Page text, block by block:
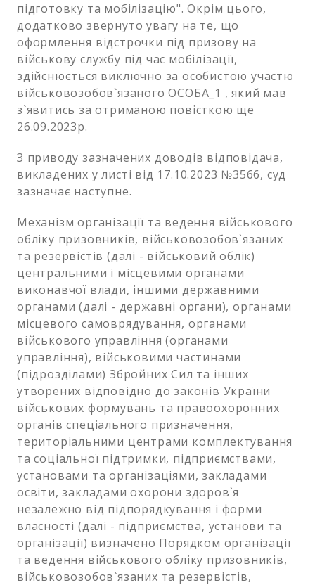
підготовку та мобілізацію". Окрім цього,
додатково звернуто увагу на те, що
оформлення відстрочки під призову на
військову службу під час мобілізації,
здійснюється виключно за особистою участю
військовозобов`язаного ОСОБА_1 , який мав
з`явитись за отриманою повісткою ще
26.09.2023р.
З приводу зазначених доводів відповідача,
викладених у листі від 17.10.2023 №3566, суд
зазначає наступне.
Механізм організації та ведення військового
обліку призовників, військовозобов`язаних
та резервістів (далі - військовий облік)
центральними і місцевими органами
виконавчої влади, іншими державними
органами (далі - державні органи), органами
місцевого самоврядування, органами
військового управління (органами
управління), військовими частинами
(підрозділами) Збройних Сил та інших
утворених відповідно до законів України
військових формувань та правоохоронних
органів спеціального призначення,
територіальними центрами комплектування
та соціальної підтримки, підприємствами,
установами та організаціями, закладами
освіти, закладами охорони здоров`я
незалежно від підпорядкування і форми
власності (далі - підприємства, установи та
організації) визначено Порядком організації
та ведення військового обліку призовників,
військовозобов`язаних та резервістів,